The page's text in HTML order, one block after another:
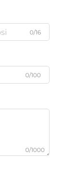
0/16
0/100
0/1000